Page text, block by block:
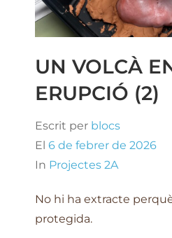
UN VOLCÀ
ERUPCIÓ (2)
Escrit per blocs
El 6 de febrer de 2026
In Projectes 2A
No hi ha extracte
protegida.